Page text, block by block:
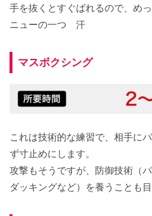
手を抜くとすぐばれるので、め
ニューの一つ 汗
マスボクシング
これは技術的な練習で、相手に
ず寸止めにします。
攻撃もそうですが、防御技術（
ダッキングなど）を養うことも目